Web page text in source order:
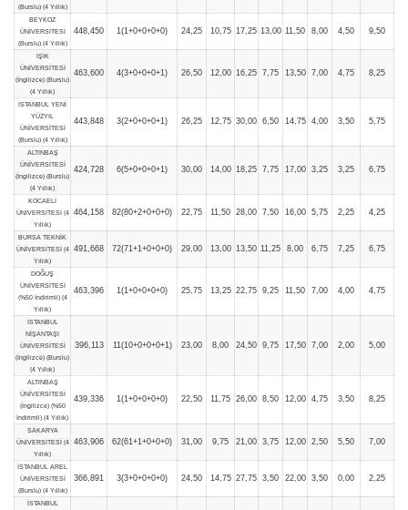
(Burslu) (4 Yıllık)
BEYKOZ
ÜNİVERSİTESİ
(Burslu) (4 Yıllık)
448,450 1(1+0+0+0+0) 24,25 10,75 17,25 13,00 11,50 8,00 4,50 9,50
IŞIK
ÜNİVERSİTESİ
(İngilizce) (Burslu)
(4 Yıllık)
463,600 4(3+0+0+0+1) 26,50 12,00 16,25 7,75 13,50 7,00 4,75 8,25
İSTANBUL YENİ
YÜZYIL
ÜNİVERSİTESİ
(Burslu) (4 Yıllık)
443,848 3(2+0+0+0+1) 26,25 12,75 30,00 6,50 14,75 4,00 3,50 5,75
ALTINBAŞ
ÜNİVERSİTESİ
(İngilizce) (Burslu)
(4 Yıllık)
424,728 6(5+0+0+0+1) 30,00 14,00 18,25 7,75 17,00 3,25 3,25 6,75
KOCAELİ
ÜNİVERSİTESİ (4
Yıllık)
464,158 82(80+2+0+0+0) 22,75 11,50 28,00 7,50 16,00 5,75 2,25 4,25
BURSA TEKNİK
ÜNİVERSİTESİ (4
Yıllık)
491,668 72(71+1+0+0+0) 29,00 13,00 13,50 11,25 8,00 6,75 7,25 6,75
DOĞUŞ
ÜNİVERSİTESİ
(%50 İndirimli) (4
Yıllık)
463,396 1(1+0+0+0+0) 25,75 13,25 22,75 9,25 11,50 7,00 4,00 4,75
İSTANBUL
NİŞANTAŞI
ÜNİVERSİTESİ
(İngilizce) (Burslu)
(4 Yıllık)
396,113 11(10+0+0+0+1) 23,00 8,00 24,50 9,75 17,50 7,00 2,00 5,00
ALTINBAŞ
ÜNİVERSİTESİ
(İngilizce) (%50
İndirimli) (4 Yıllık)
439,336 1(1+0+0+0+0) 22,50 11,75 26,00 8,50 12,00 4,75 3,50 8,25
SAKARYA
ÜNİVERSİTESİ (4
Yıllık)
463,906 62(61+1+0+0+0) 31,00 9,75 21,00 3,75 12,00 2,50 5,50 7,00
İSTANBUL AREL
ÜNİVERSİTESİ
(Burslu) (4 Yıllık)
366,891 3(3+0+0+0+0) 24,50 14,75 27,75 3,50 22,00 3,50 0,00 2,25
İSTANBUL